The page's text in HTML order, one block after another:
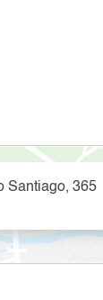
Santiago, 365